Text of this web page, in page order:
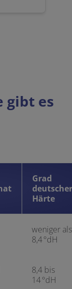
gibt es
Grad
deutscher
Härte
weniger als
8,4 °dH
8,4 bis
14 °dH